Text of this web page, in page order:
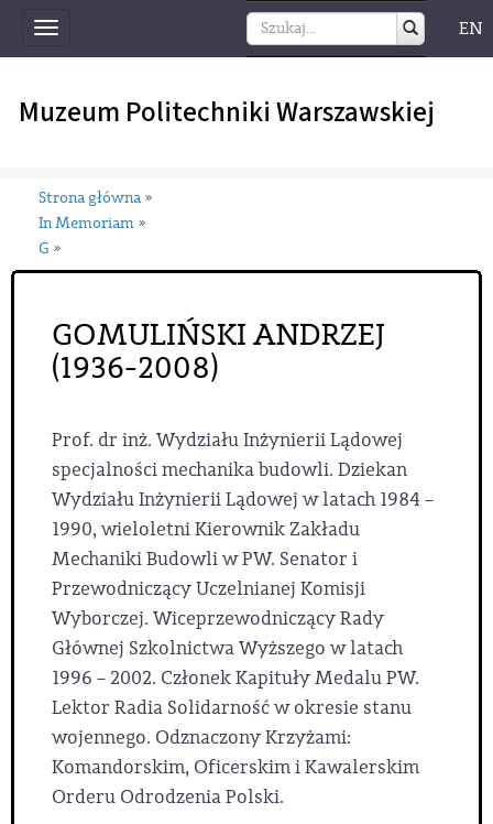
Toggle
navigation
EN
Muzeum Politechniki Warszawskiej
Strona główna »
In Memoriam »
G »
GOMULIŃSKI ANDRZEJ
(1936-2008)
Prof. dr inż. Wydziału Inżynierii Lądowej
specjalności mechanika budowli. Dziekan
Wydziału Inżynierii Lądowej w latach 1984 –
1990, wieloletni Kierownik Zakładu
Mechaniki Budowli w PW. Senator i
Przewodniczący Uczelnianej Komisji
Wyborczej. Wiceprzewodniczący Rady
Głównej Szkolnictwa Wyższego w latach
1996 – 2002. Członek Kapituły Medalu PW.
Lektor Radia Solidarność w okresie stanu
wojennego. Odznaczony Krzyżami:
Komandorskim, Oficerskim i Kawalerskim
Orderu Odrodzenia Polski.